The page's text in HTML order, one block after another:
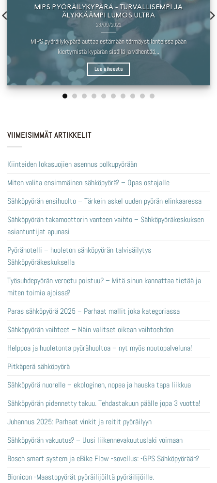
MIPS PYÖRÄILYKYPÄRÄ – TURVALLISEMPI JA
ÄLYKKÄÄMPI LUMOS ULTRA
28/09/2021
MIPS pyöräilykypärä auttaa estämään törmäystilanteissa pään
kiertymistä kypärän sisällä ja vähentää...
Lue aiheesta
VIIMEISIMMÄT ARTIKKELIT
Kiinteiden lokasuojien asennus polkupyörään
Miten valita ensimmäinen sähköpyörä? – Opas ostajalle
Sähköpyörän ensihuolto – Tärkein askel uuden pyörän elinkaaressa
Sähköpyörän takamoottorin vanteen vaihto – Sähköpyöräkeskuksen
asiantuntijat apunasi
Pyörähotelli – huoleton sähköpyörän talvisäilytys
Sähköpyöräkeskuksella
Työsuhdepyörän veroetu poistuu? – Mitä sinun kannattaa tietää ja
miten toimia ajoissa?
Paras sähköpyörä 2025 – Parhaat mallit joka kategoriassa
Sähköpyörän vaihteet – Näin valitset oikean vaihtoehdon
Helppoa ja huoletonta pyörähuoltoa – nyt myös noutopalveluna!
Pitkäperä sähköpyörä
Sähköpyörä nuorelle – ekologinen, nopea ja hauska tapa liikkua
Sähköpyörän pidennetty takuu. Tehdastakuun päälle jopa 3 vuotta!
Juhannus 2025: Parhaat vinkit ja reitit pyöräilyyn
Sähköpyörän vakuutus? – Uusi liikennevakuutuslaki voimaan
Bosch smart system ja eBike Flow -sovellus: -GPS Sähköpyörään?
Bionicon -Maastopyörät pyöräilijöiltä pyöräilijöille.